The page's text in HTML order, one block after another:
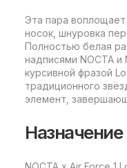
Эта пара воплощает
носок, шнуровка
Полностью белая
надписями NOCTA
курсивной фразой
традиционного
элемент,